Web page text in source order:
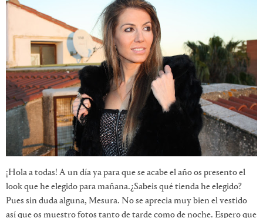
¡Hola a todas! A un día ya para que se acabe el año os presento el
look que he elegido para mañana.¿Sabeis qué tienda he elegido?
Pues sin duda alguna, Mesura. No se aprecia muy bien el vestido
así que os muestro fotos tanto de tarde como de noche. Espero que